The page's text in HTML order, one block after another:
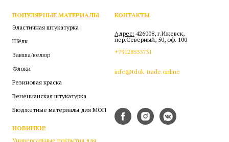
ПОПУЛЯРНЫЕ МАТЕРИАЛЫ
Эластичная штукатурка
Шёлк
Замша/велюр
Флоки
Резиновая краска
Венецианская штукатурка
Бюджетные материалы для МОП
НОВИНКИ!
Универсальные покрытия для
КОНТАКТЫ
Адрес: 426008, г.Ижевск,
пер.Северный, 50, оф. 100
+79128533731
info@tdok-trade.online